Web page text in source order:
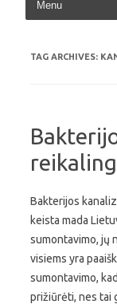
TAG ARCHIVES:
Bakterijos
keista mada
sumontavimo, jų
visiems yra
sumontavimo,
prižiūrėti, nes tai